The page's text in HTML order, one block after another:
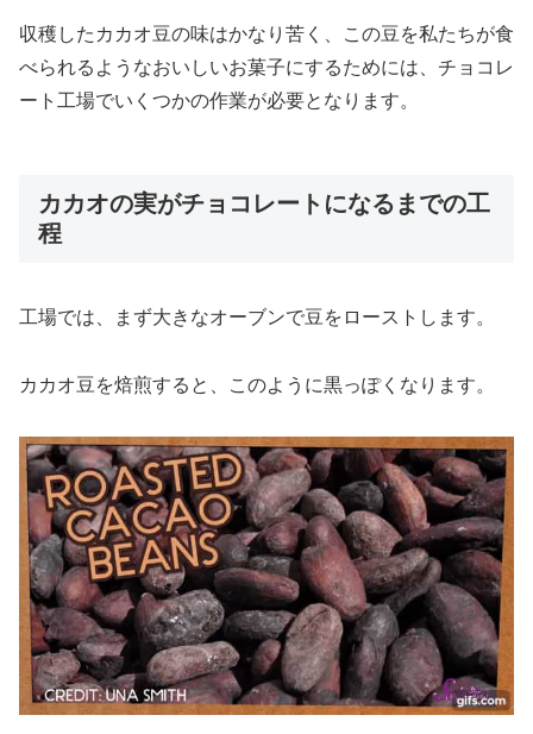
収穫したカカオ豆の味はかなり苦く、この豆を私たちが食
べられるようなおいしいお菓子にするためには、チョコレ
ート工場でいくつかの作業が必要となります。
カカオの実がチョコレートになるまでの工
程
工場では、まず大きなオーブンで豆をローストします。
カカオ豆を焙煎すると、このように黒っぽくなります。